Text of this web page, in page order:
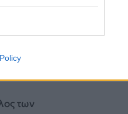
των